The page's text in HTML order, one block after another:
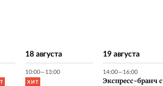
18 августа
10:00—13:00
ХИТ
19 августа
14:00—16:00
Экспресс-бранч с